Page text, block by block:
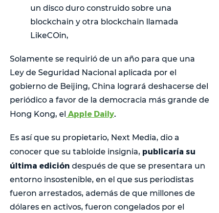
un disco duro construido sobre una
blockchain y otra blockchain llamada
LikeCOin,
Solamente se requirió de un año para que una
Ley de Seguridad Nacional aplicada por el
gobierno de Beijing, China logrará deshacerse del
periódico a favor de la democracia más grande de
Hong Kong, el Apple Daily.
Es así que su propietario, Next Media, dio a
conocer que su tabloide insignia, publicaría su
última edición después de que se presentara un
entorno insostenible, en el que sus periodistas
fueron arrestados, además de que millones de
dólares en activos, fueron congelados por el